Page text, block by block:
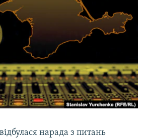
нарада з питань